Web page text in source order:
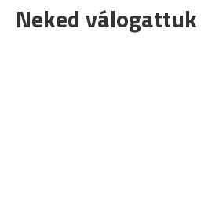
Neked válogattuk